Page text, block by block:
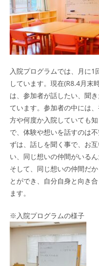
入院プログラムでは、月に
しています。現在(R8.4月末
は、参加者が話したい、聞
ています。参加者の中には
方や何度か入院していても
で、体験や想いを話すのは
ずは、話しを聞く事で、お
い、同じ想いの仲間がいる
そして、同じ想いの仲間だ
とができ、自分自身と向き
ます。
※入院プログラムの様子